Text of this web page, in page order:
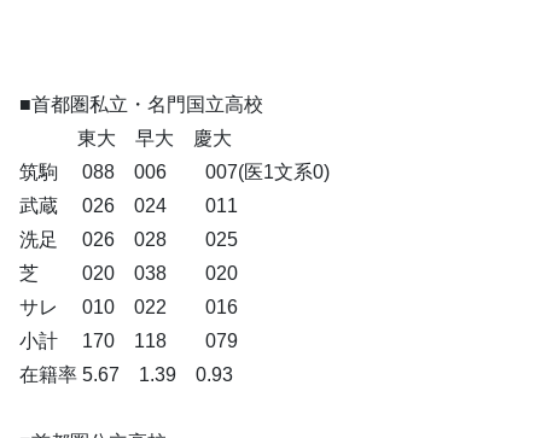
■首都圏私立・名門国立高校
東大 早大 慶大
筑駒 088 006 007(医1文系0)
武蔵 026 024 011
洗足 026 028 025
芝 020 038 020
サレ 010 022 016
小計 170 118 079
在籍率 5.67 1.39 0.93